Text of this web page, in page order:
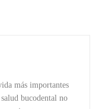
más importantes
bucodental no